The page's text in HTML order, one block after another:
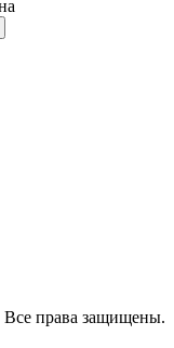
Все права защищены.